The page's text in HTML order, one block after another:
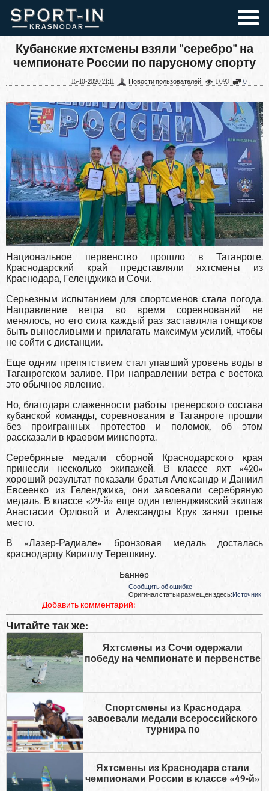
Кубанские яхтсмены взяли "серебро" на
чемпионате России по парусному спорту
0
1 093
Новости пользователей
15-10-2020 21:11
Национальное первенство прошло в Таганроге.
Краснодарский край представляли яхтсмены из
Краснодара, Геленджика и Сочи.
Серьезным испытанием для спортсменов стала погода.
Направление ветра во время соревнований не
менялось, но его сила каждый раз заставляла гонщиков
быть выносливыми и прилагать максимум усилий, чтобы
не сойти с дистанции.
Еще одним препятствием стал упавший уровень воды в
Таганрогском заливе. При направлении ветра с востока
это обычное явление.
Но, благодаря слаженности работы тренерского состава
кубанской команды, соревнования в Таганроге прошли
без проигранных протестов и поломок, об этом
рассказали в краевом минспорта.
Серебряные медали сборной Краснодарского края
принесли несколько экипажей. В классе яхт «420»
хороший результат показали братья Александр и Даниил
Евсеенко из Геленджика, они завоевали серебряную
медаль. В классе «29-й» еще один геленджикский экипаж
Анастасии Орловой и Александры Крук занял третье
место.
В «Лазер-Радиале» бронзовая медаль досталась
краснодарцу Кириллу Терешкину.
Баннер
Сообщить об ошибке
Оригинал статьи размещен здесь:Источник
Добавить комментарий:
Читайте так же:
Яхтсмены из Сочи одержали
победу на чемпионате и первенстве
Спортсмены из Краснодара
завоевали медали всероссийского
турнира по
Яхтсмены из Краснодара стали
чемпионами России в классе «49-й»